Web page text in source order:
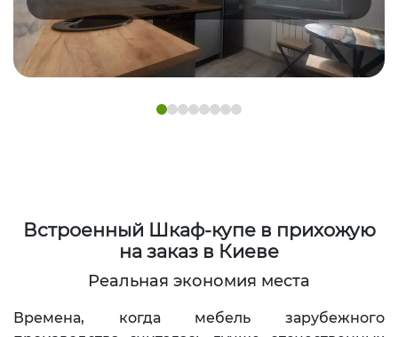
Встроенный Шкаф-купе в прихожую
на заказ в Киеве
Реальная экономия места
Времена, когда мебель зарубежного